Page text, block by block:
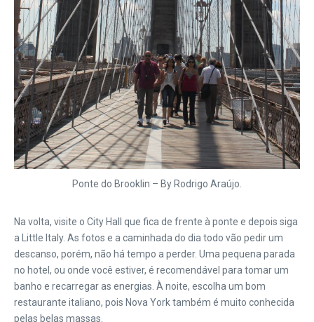
Ponte do Brooklin – By Rodrigo Araújo.
Na volta, visite o City Hall que fica de frente à ponte e depois siga
a Little Italy. As fotos e a caminhada do dia todo vão pedir um
descanso, porém, não há tempo a perder. Uma pequena parada
no hotel, ou onde você estiver, é recomendável para tomar um
banho e recarregar as energias. À noite, escolha um bom
restaurante italiano, pois Nova York também é muito conhecida
pelas belas massas.